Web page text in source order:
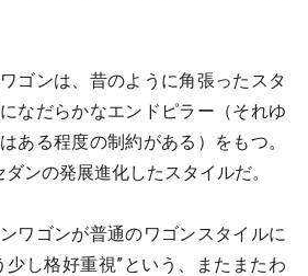
ゴンは、昔のように角張ったスタ
なだらかなエンドピラー（それゆ
ある程度の制約がある）をもつ。
ンの発展進化したスタイルだ。
ワゴンが普通のワゴンスタイルに
少し格好重視”という、またまたわ